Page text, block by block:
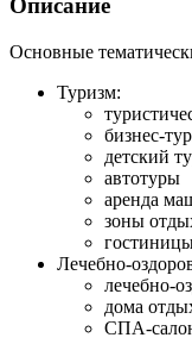
Описание
Основные
Туризм:
бизнес-
детский
автотуры
аренда
зоны
Лечебно-
лечебно-
дома
СПА-